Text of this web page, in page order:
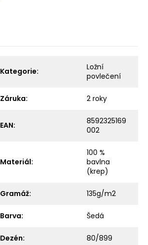
Kategorie:
Ložní
povlečení
Záruka: 2 roky
EAN:
8592325169
002
Materiál:
100 %
bavlna
(krep)
Gramáž: 135g/m2
Barva: Šedá
Dezén: 80/899